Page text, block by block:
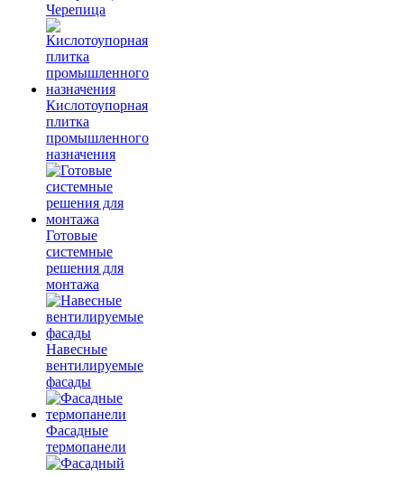
Черепица
Кислотоупорная
плитка
промышленного
назначения
Готовые
системные
решения для
монтажа
Навесные
вентилируемые
фасады
Фасадные
термопанели